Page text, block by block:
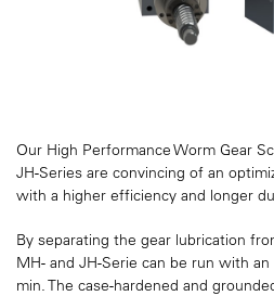
Our High Performance Worm Gear
JH-Series are convincing of an
with a higher efficiency and longer
By separating the gear lubrication
MH- and JH-Serie can be run with
min. The case-hardened and